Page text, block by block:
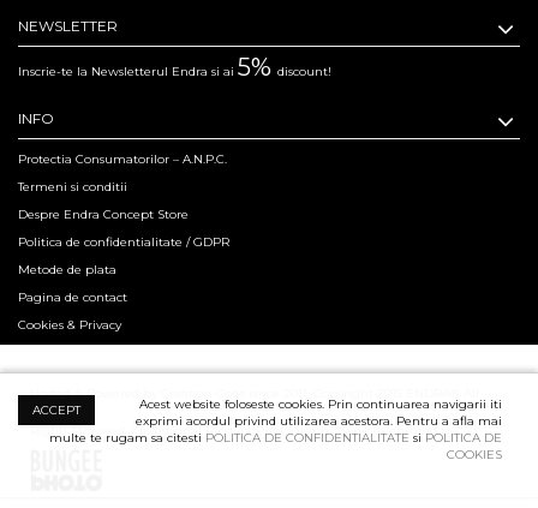
NEWSLETTER
Inscrie-te la Newsletterul Endra si ai 5% discount!
INFO
Protectia Consumatorilor – A.N.P.C.
Termeni si conditii
Despre Endra Concept Store
Politica de confidentialitate / GDPR
Metode de plata
Pagina de contact
Cookies & Privacy
Hosted & Powered by Creation Code since 2011. Copyright 2015 ENDRA® All
Rights Reserved. Professional Product Photography Services ensured by
ACCEPT
Acest website foloseste cookies. Prin continuarea navigarii iti
exprimi acordul privind utilizarea acestora. Pentru a afla mai
multe te rugam sa citesti POLITICA DE CONFIDENTIALITATE si POLITICA DE
COOKIES